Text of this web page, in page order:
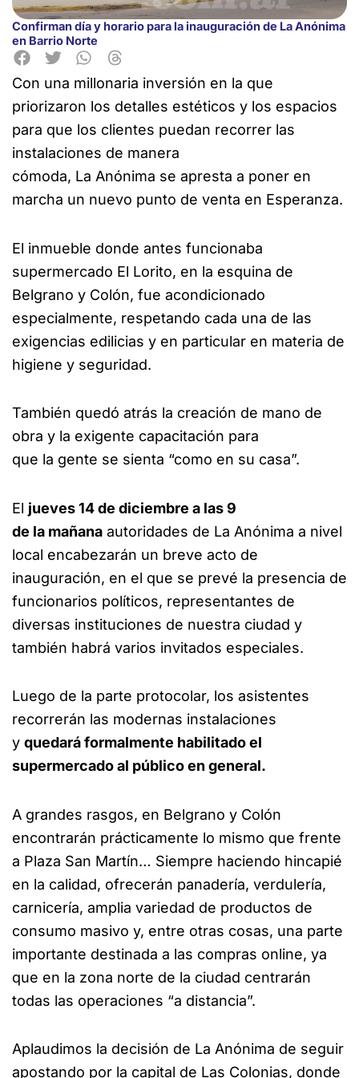
Confirman día y horario para la inauguración de La Anónima
en Barrio Norte
Con una millonaria inversión en la que
priorizaron los detalles estéticos y los espacios
para que los clientes puedan recorrer las
instalaciones de manera
cómoda, La Anónima se apresta a poner en
marcha un nuevo punto de venta en Esperanza.
El inmueble donde antes funcionaba
supermercado El Lorito, en la esquina de
Belgrano y Colón, fue acondicionado
especialmente, respetando cada una de las
exigencias edilicias y en particular en materia de
higiene y seguridad.
También quedó atrás la creación de mano de
obra y la exigente capacitación para
que la gente se sienta “como en su casa”.
El jueves 14 de diciembre a las 9
de la mañana autoridades de La Anónima a nivel
local encabezarán un breve acto de
inauguración, en el que se prevé la presencia de
funcionarios políticos, representantes de
diversas instituciones de nuestra ciudad y
también habrá varios invitados especiales.
Luego de la parte protocolar, los asistentes
recorrerán las modernas instalaciones
y quedará formalmente habilitado el
supermercado al público en general.
A grandes rasgos, en Belgrano y Colón
encontrarán prácticamente lo mismo que frente
a Plaza San Martín… Siempre haciendo hincapié
en la calidad, ofrecerán panadería, verdulería,
carnicería, amplia variedad de productos de
consumo masivo y, entre otras cosas, una parte
importante destinada a las compras online, ya
que en la zona norte de la ciudad centrarán
todas las operaciones “a distancia”.
Aplaudimos la decisión de La Anónima de seguir
apostando por la capital de Las Colonias, donde